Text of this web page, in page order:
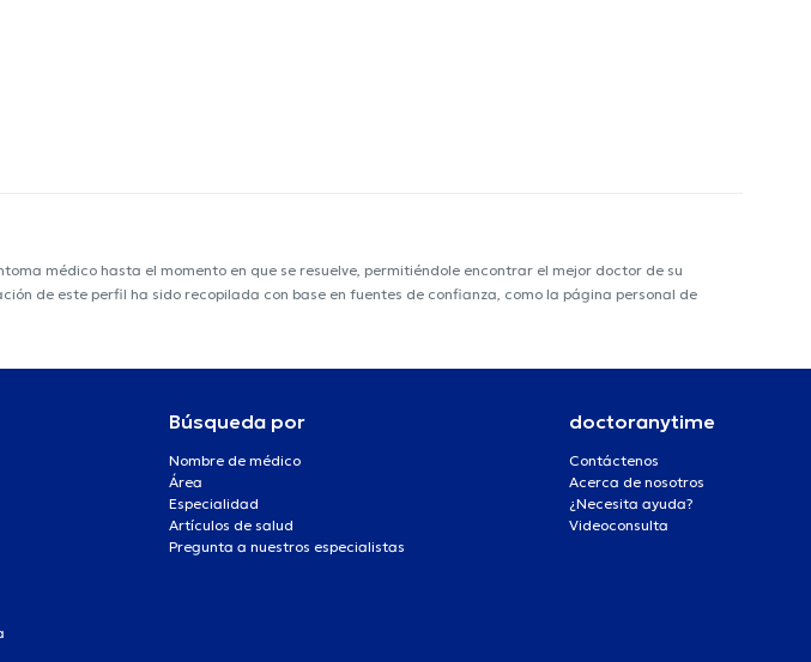
médico hasta el momento en que se resuelve, permitiéndole encontrar el mejor doctor de su
de este perfil ha sido recopilada con base en fuentes de confianza, como la página personal de
Búsqueda por
Nombre de médico
Área
Especialidad
Artículos de salud
Pregunta a nuestros especialistas
doctoranytime
Contáctenos
Acerca de nosotros
¿Necesita ayuda?
Videoconsulta